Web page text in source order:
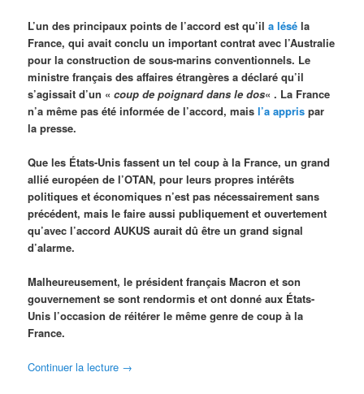
L’un des principaux points de l’accord est qu’ila lésé la
France, qui avait conclu un important contrat avec l’Australie
pour la construction de sous-marins conventionnels. Le
ministre français des affaires étrangères a déclaré qu’il
s’agissait d’un «coup de poignard dans le dos« . La France
n’a même pas été informée de l’accord, maisl’a appris par
la presse.
Que les États-Unis fassent un tel coup à la France, un grand
allié européen de l’OTAN, pour leurs propres intérêts
politiques et économiques n’est pas nécessairement sans
précédent, mais le faire aussi publiquement et ouvertement
qu’avec l’accord AUKUS aurait dû être un grand signal
d’alarme.
Malheureusement, le président français Macron et son
gouvernement se sont rendormis et ont donné aux États-
Unis l’occasion de réitérer le même genre de coup à la
France.
Continuer la lecture →